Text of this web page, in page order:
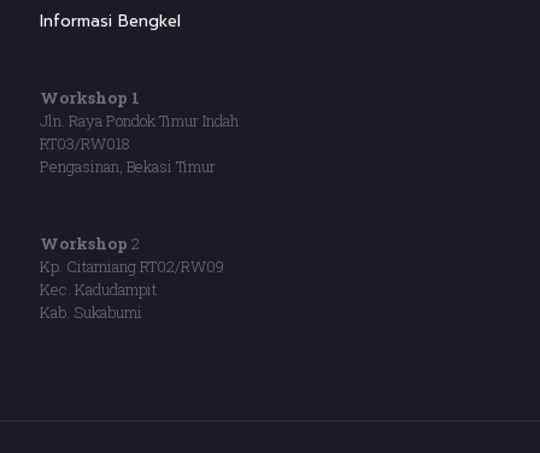
Informasi Bengkel
Workshop 1
Jln. Raya Pondok Timur Indah
RT03/RW018
Pengasinan, Bekasi Timur
Workshop 2
Kp. Citamiang RT02/RW09
Kec. Kadudampit
Kab. Sukabumi